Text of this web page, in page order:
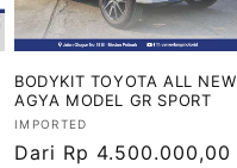
BODYKIT TOYOTA ALL NEW
AGYA MODEL GR SPORT
Vendor:
IMPORTED
Harga
Dari Rp 4.500.000,00